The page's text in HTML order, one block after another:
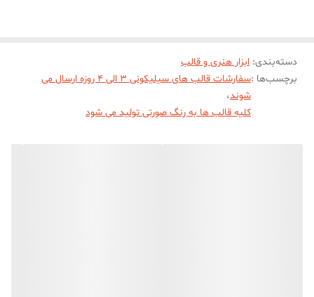
دسته‌بندی: ابزار هنری و قالب
برچسب‌ها :
سفارشات قالب های سیلیکونی 3 الی 4 روزه ارسال می
شوند،
کلیه قالب ها به رنگ صورتی تولید می شود